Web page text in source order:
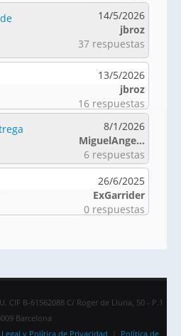
14/5/2026
jbroz
37 respuestas
13/5/2026
jbroz
16 respuestas
8/1/2026
MiguelAnge...
6 respuestas
26/6/2025
ExGarrider
0 respuestas
CIF B-61562088 C/ Roger de Lluria, 50 - P.1
Barcelona
y Política de Privacidad Política de